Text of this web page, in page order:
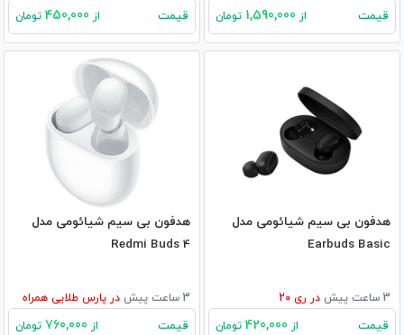
قیمت از تومان قیمت از تومان
هدفون بی‌ سیم شیائومی مدل
Earbuds Basic
3 ساعت پیش در ری 20
قیمت از تومان
هدفون بی سیم شیائومی مدل
Redmi Buds 4
3 ساعت پیش در پارس طلایی همراه
قیمت از تومان